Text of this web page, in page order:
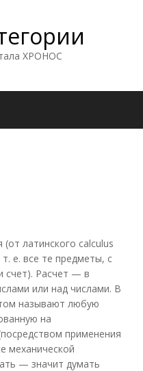
ХРОНОС
(от латинского calculus
е. все те предметы, с
счет). Расчет — в
или над числами. В
называют любую
на
применения
механической
— значит думать